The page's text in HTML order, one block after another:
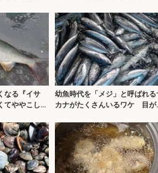
なる『イサ
てややこしい
幼魚時代を「メジ」と呼ばれる
カナがたくさんいるワケ 目が